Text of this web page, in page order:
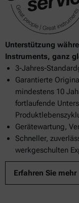
807
Unterstützung
Instruments, ganz
3-Jahres-
Garantierte
mindestens 10
fortlaufende
Gerätewartung,
Schneller,
werkgeschulten
Erfahren Sie mehr